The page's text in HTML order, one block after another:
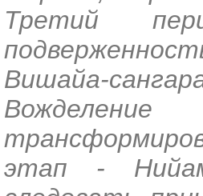
Третий
Вишайа-
этап -